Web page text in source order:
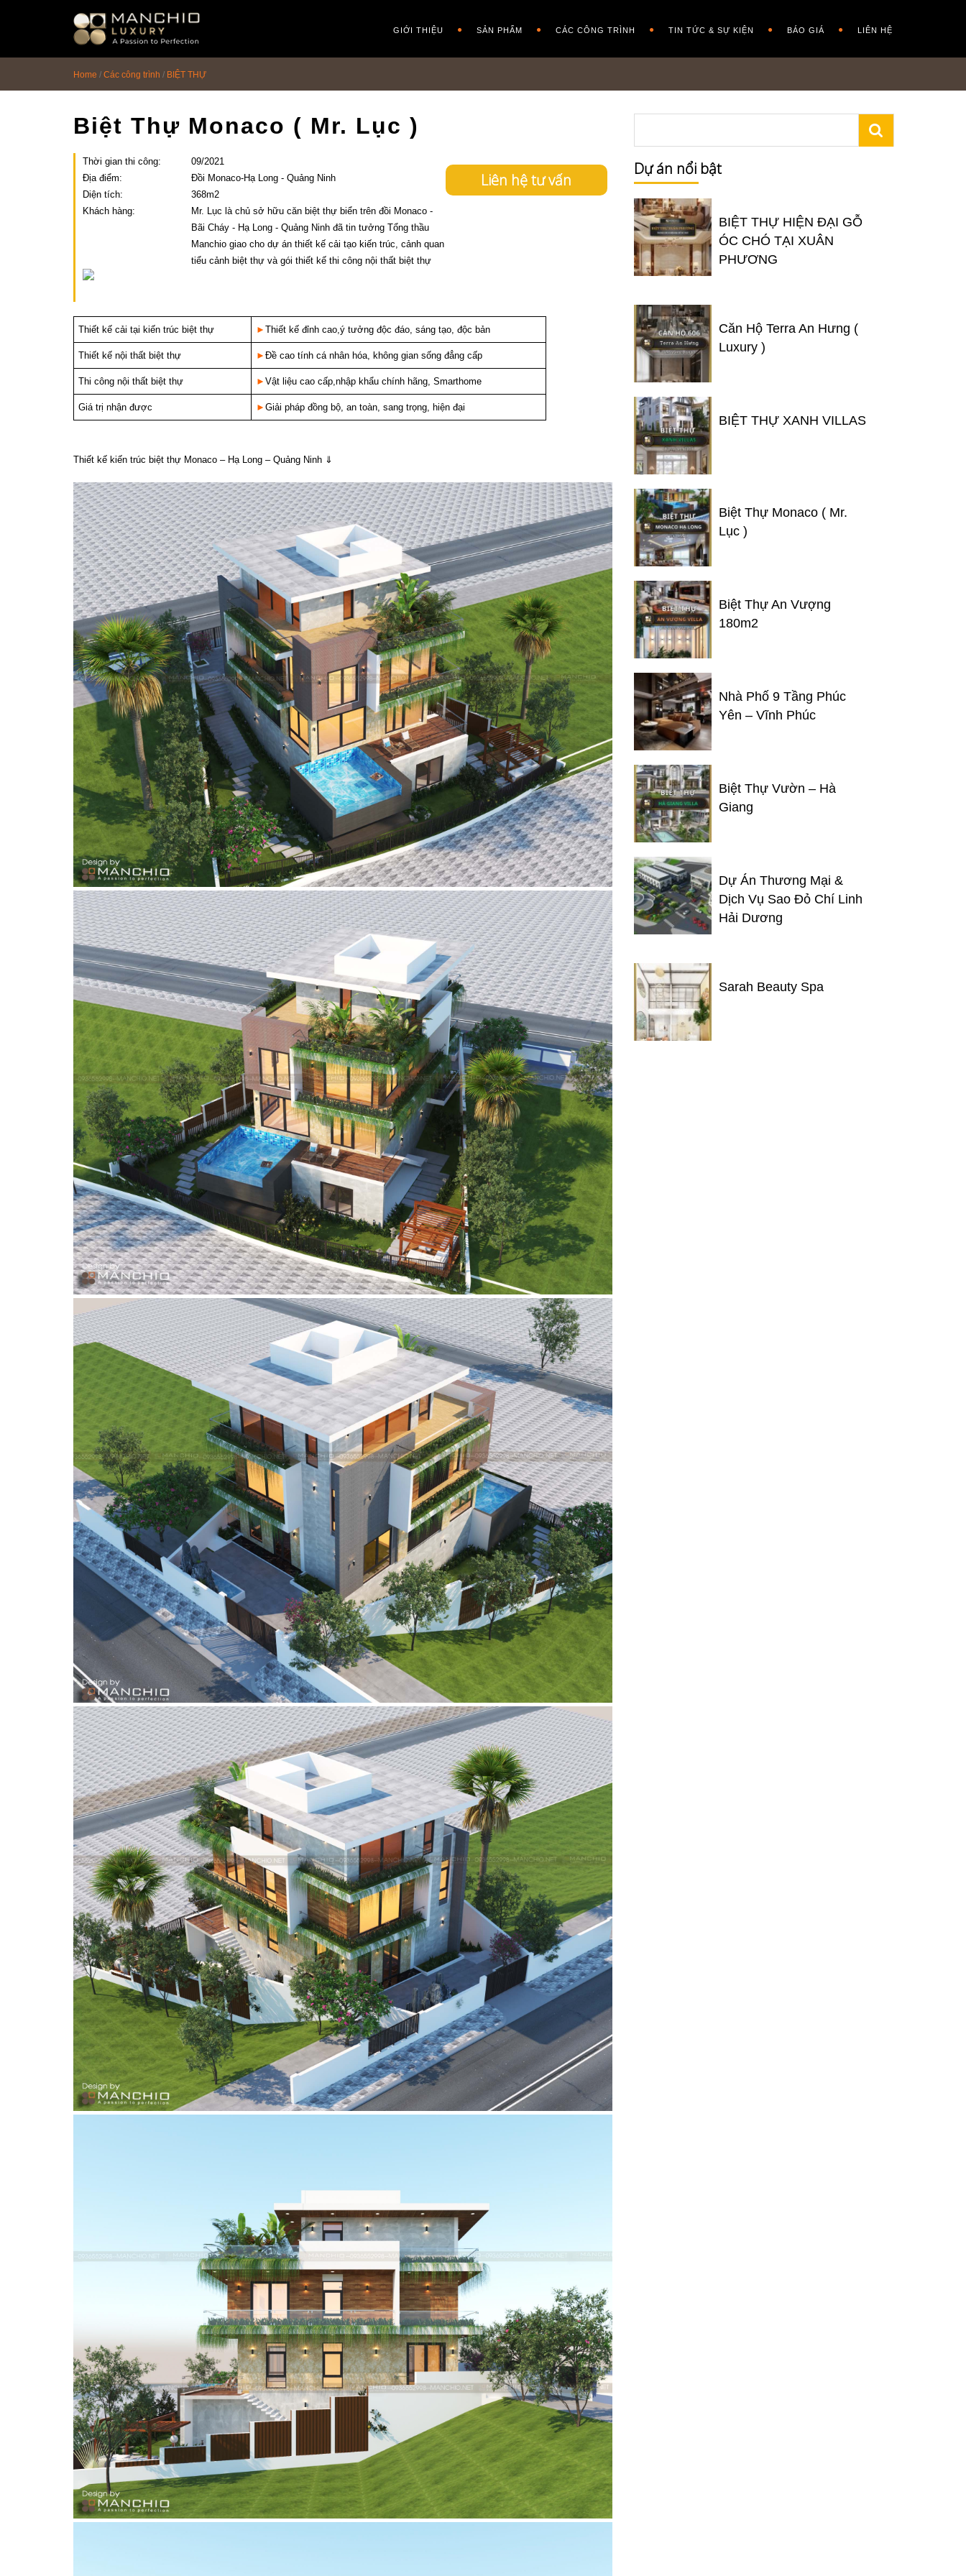
GIỚI THIỆU SẢN PHẨM CÁC CÔNG TRÌNH TIN TỨC & SỰ KIỆN BÁO GIÁ LIÊN HỆ
Home / Các công trình / BIỆT THỰ
Biệt Thự Monaco ( Mr. Lục )
Thời gian thi công:
09/2021
Địa điểm:
Đồi Monaco-Hạ Long - Quảng Ninh
Diện tích:
368m2
Khách hàng:
Mr. Lục là chủ sở hữu căn biệt thự biển trên đồi Monaco -
Bãi Cháy - Hạ Long - Quảng Ninh đã tin tưởng Tổng thầu
Manchio giao cho dự án thiết kế cải tạo kiến trúc, cảnh quan
tiểu cảnh biệt thự và gói thiết kế thi công nội thất biệt thự
Liên hệ tư vấn
Thiết kế cải tại kiến trúc biệt thự ► Thiết kế đỉnh cao,ý tưởng độc đáo, sáng tạo, độc bản
Thiết kế nội thất biệt thự ► Đề cao tính cá nhân hóa, không gian sống đẳng cấp
Thi công nội thất biệt thự ► Vật liệu cao cấp,nhập khẩu chính hãng, Smarthome
Giá trị nhận được ► Giải pháp đồng bộ, an toàn, sang trọng, hiện đại
Thiết kế kiến trúc biệt thự Monaco – Hạ Long – Quảng Ninh ⇓
Dự án nổi bật
BIỆT THỰ HIỆN ĐẠI GỖ
ÓC CHÓ TẠI XUÂN
PHƯƠNG
Căn Hộ Terra An Hưng (
Luxury )
BIỆT THỰ XANH VILLAS
Biệt Thự Monaco ( Mr.
Lục )
Biệt Thự An Vượng
180m2
Nhà Phố 9 Tầng Phúc
Yên – Vĩnh Phúc
Biệt Thự Vườn – Hà
Giang
Dự Án Thương Mại &
Dịch Vụ Sao Đỏ Chí Linh
Hải Dương
Sarah Beauty Spa